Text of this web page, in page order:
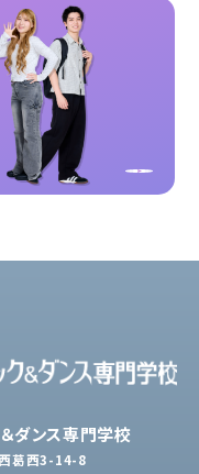
ダンス専門学校
葛西3-14-8